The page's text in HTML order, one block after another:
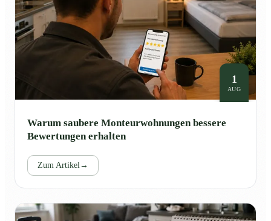
1
AUG
Warum saubere Monteurwohnungen bessere
Bewertungen erhalten
Zum Artikel→